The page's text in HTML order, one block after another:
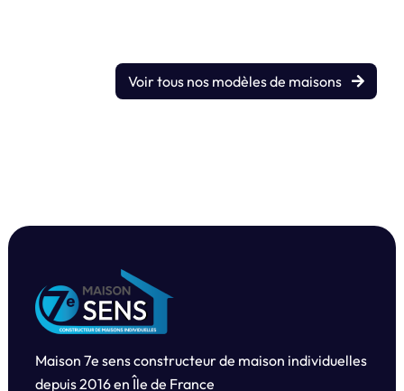
Voir tous nos modèles de maisons
Maison 7e sens constructeur de maison individuelles
depuis2016 en Île de France